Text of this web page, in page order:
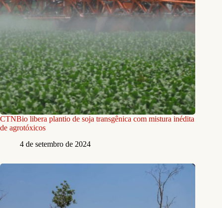
CTNBio libera plantio de soja transgênica com mistura inédita
de agrotóxicos
4 de setembro de 2024